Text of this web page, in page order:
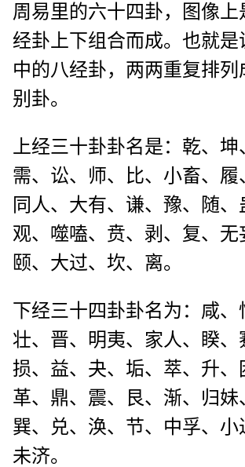
周易里的六十四卦，图像上
经卦上下组合而成。也就是
中的八经卦，两两重复排列
别卦。
上经三十卦卦名是：乾、坤
需、讼、师、比、小畜、履
同人、大有、谦、豫、随、
观、噬嗑、贲、剥、复、无
颐、大过、坎、离。
下经三十四卦卦名为：咸、
壮、晋、明夷、家人、睽、
损、益、夬、垢、萃、升、
革、鼎、震、艮、渐、归妹
巽、兑、涣、节、中孚、小
未济。